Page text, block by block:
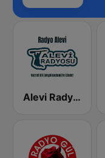
Alevi Radyosu